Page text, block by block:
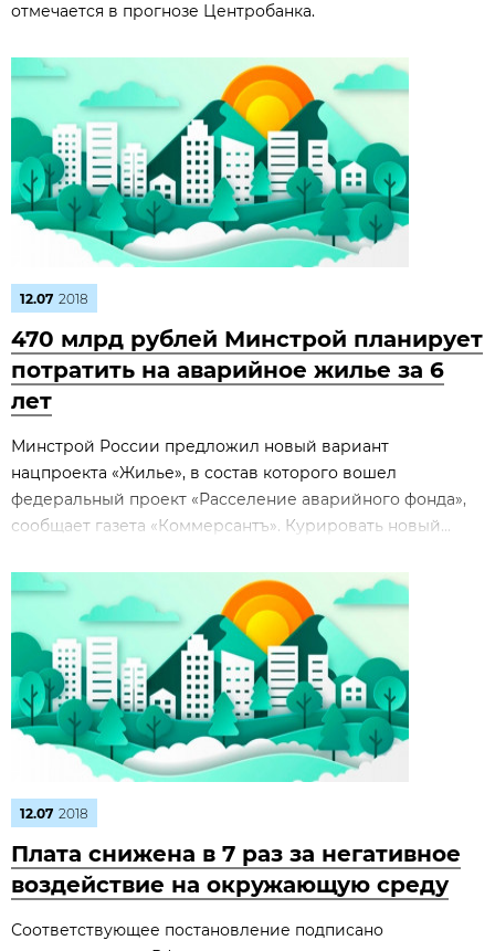
отмечается в прогнозе Центробанка.
12.07 2018
470 млрд рублей Минстрой планирует
потратить на аварийное жилье за 6
лет
Минстрой России предложил новый вариант
нацпроекта «Жилье», в состав которого вошел
федеральный проект «Расселение аварийного фонда»,
сообщает газета «Коммерсантъ». Курировать новый...
12.07 2018
Плата снижена в 7 раз за негативное
воздействие на окружающую среду
Соответствующее постановление подписано